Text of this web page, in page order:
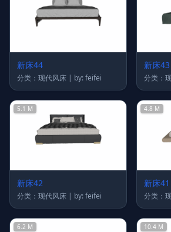
新床44
分类：现代风床 | by: feifei
新床43
5.1 M
新床42
分类：现代风床 | by: feifei
4.8 M
新床41
6.2 M 10.4 M